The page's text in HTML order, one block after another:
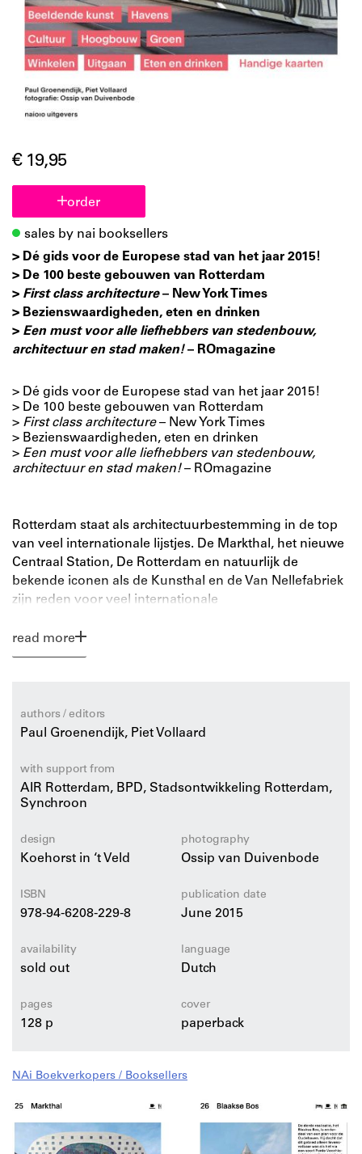
€ 19,95
order
sales by nai booksellers
> Dé gids voor de Europese stad van het jaar 2015!
> De 100 beste gebouwen van Rotterdam
> First class architecture– New York Times
> Bezienswaardigheden, eten en drinken
> Een must voor alle liefhebbers van stedenbouw,
architectuur en stad maken!– ROmagazine
> Dé gids voor de Europese stad van het jaar 2015!
> De 100 beste gebouwen van Rotterdam
> First class architecture– New York Times
> Bezienswaardigheden, eten en drinken
> Een must voor alle liefhebbers van stedenbouw,
architectuur en stad maken!– ROmagazine
Rotterdam staat als architectuurbestemming in de top
van veel internationale lijstjes. De Markthal, het nieuwe
Centraal Station, De Rotterdam en natuurlijk de
bekende iconen als de Kunsthal en de Van Nellefabriek
zijn reden voor veel internationale
te maken.
van Nederland: de nieuwste spraakmakende
gebouwen, illustere iconen én verborgen juweeltjes
Naast de 100 beste gebouwen leidt deze gids ook langs
de leukste plekken van de stad: uitgaan en eten in een
culturele hang-out en de brandgrens als lieu de
mémoire.
read more
authors / editors
Paul Groenendijk, Piet Vollaard
with support from
AIR Rotterdam, BPD, Stadsontwikkeling Rotterdam,
Synchroon
design
Koehorst in ‘t Veld
photography
Ossip van Duivenbode
ISBN
978-94-6208-229-8
publication date
June 2015
availability
sold out
language
Dutch
pages
128 p
cover
paperback
NAi Boekverkopers / Booksellers